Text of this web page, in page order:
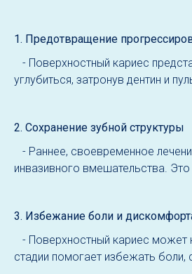
1. Предотвращение
- Поверхностный кариес
углубиться, затронув дентин и
2. Сохранение зубной структуры
- Раннее, своевременное
инвазивного вмешательства.
3. Избежание боли и
- Поверхностный кариес может
стадии помогает избежать